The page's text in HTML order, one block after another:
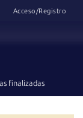
Acceso/Registro
finalizadas